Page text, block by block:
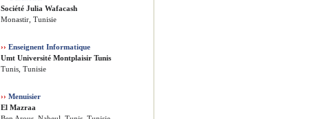
Société Julia Wafacash
Monastir, Tunisie
›› Enseignent Informatique
Umt Université Montplaisir Tunis
Tunis, Tunisie
›› Menuisier
El Mazraa